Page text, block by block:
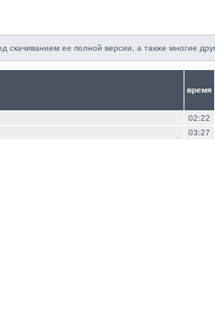
cкачиванием ее полной версии, а также многие
время
02:22
03:27